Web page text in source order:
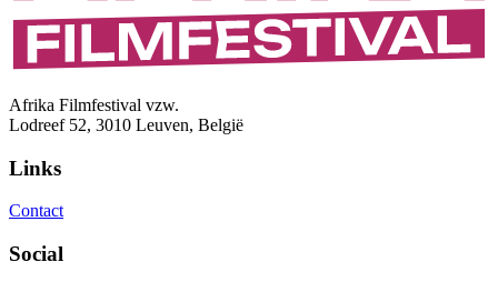
Afrika Filmfestival vzw.
Lodreef 52, 3010 Leuven, België
Links
Contact
Social